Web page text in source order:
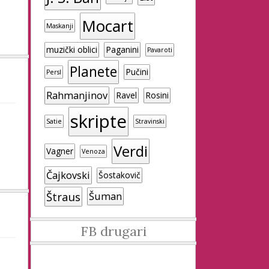
Maskanji Mocart
muzički oblici Paganini Pavaroti
Persl Planete Pučini
Rahmanjinov Ravel Rosini
Satie skripte Stravinski
Vagner Venoza Verdi
Čajkovski Šostakovič
Štraus Šuman
FB drugari